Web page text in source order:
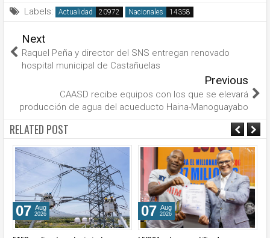
Labels: Actualidad Nacionales
Next
Raquel Peña y director del SNS entregan renovado
hospital municipal de Castañuelas
Previous
CAASD recibe equipos con los que se elevará
producción de agua del acueducto Haina-Manoguayabo
RELATED POST
07 Aug
2026 07 Aug
2026